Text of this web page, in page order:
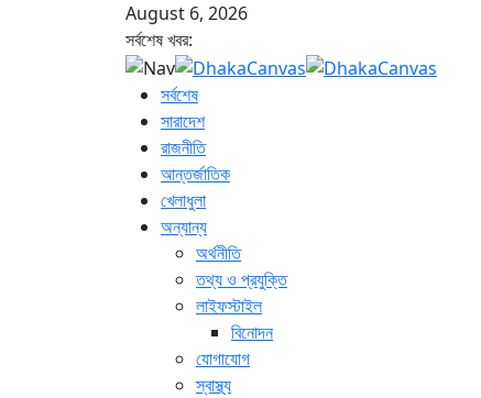
August 6, 2026
সর্বশেষ খবর:
সর্বশেষ
সারাদেশ
রাজনীতি
আন্তর্জাতিক
খেলাধুলা
অন্যান্য
অর্থনীতি
তথ্য ও প্রযুক্তি
লাইফস্টাইল
বিনোদন
যোগাযোগ
স্বাস্থ্য